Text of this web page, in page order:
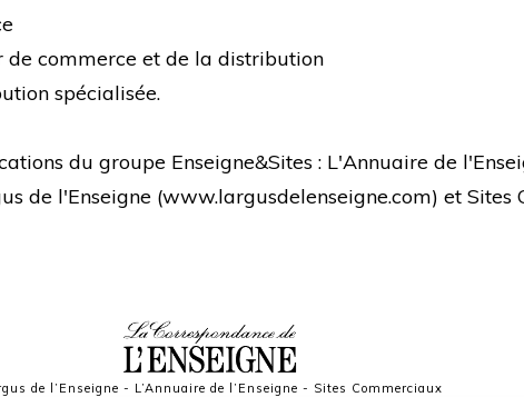
commerce et de la distribution
spécialisée.
du groupe Enseigne&Sites : L'Annuaire de
de l'Enseigne (www.largusdelenseigne.com) et Sites
de l’Enseigne - L’Annuaire de l’Enseigne - Sites Commerciaux